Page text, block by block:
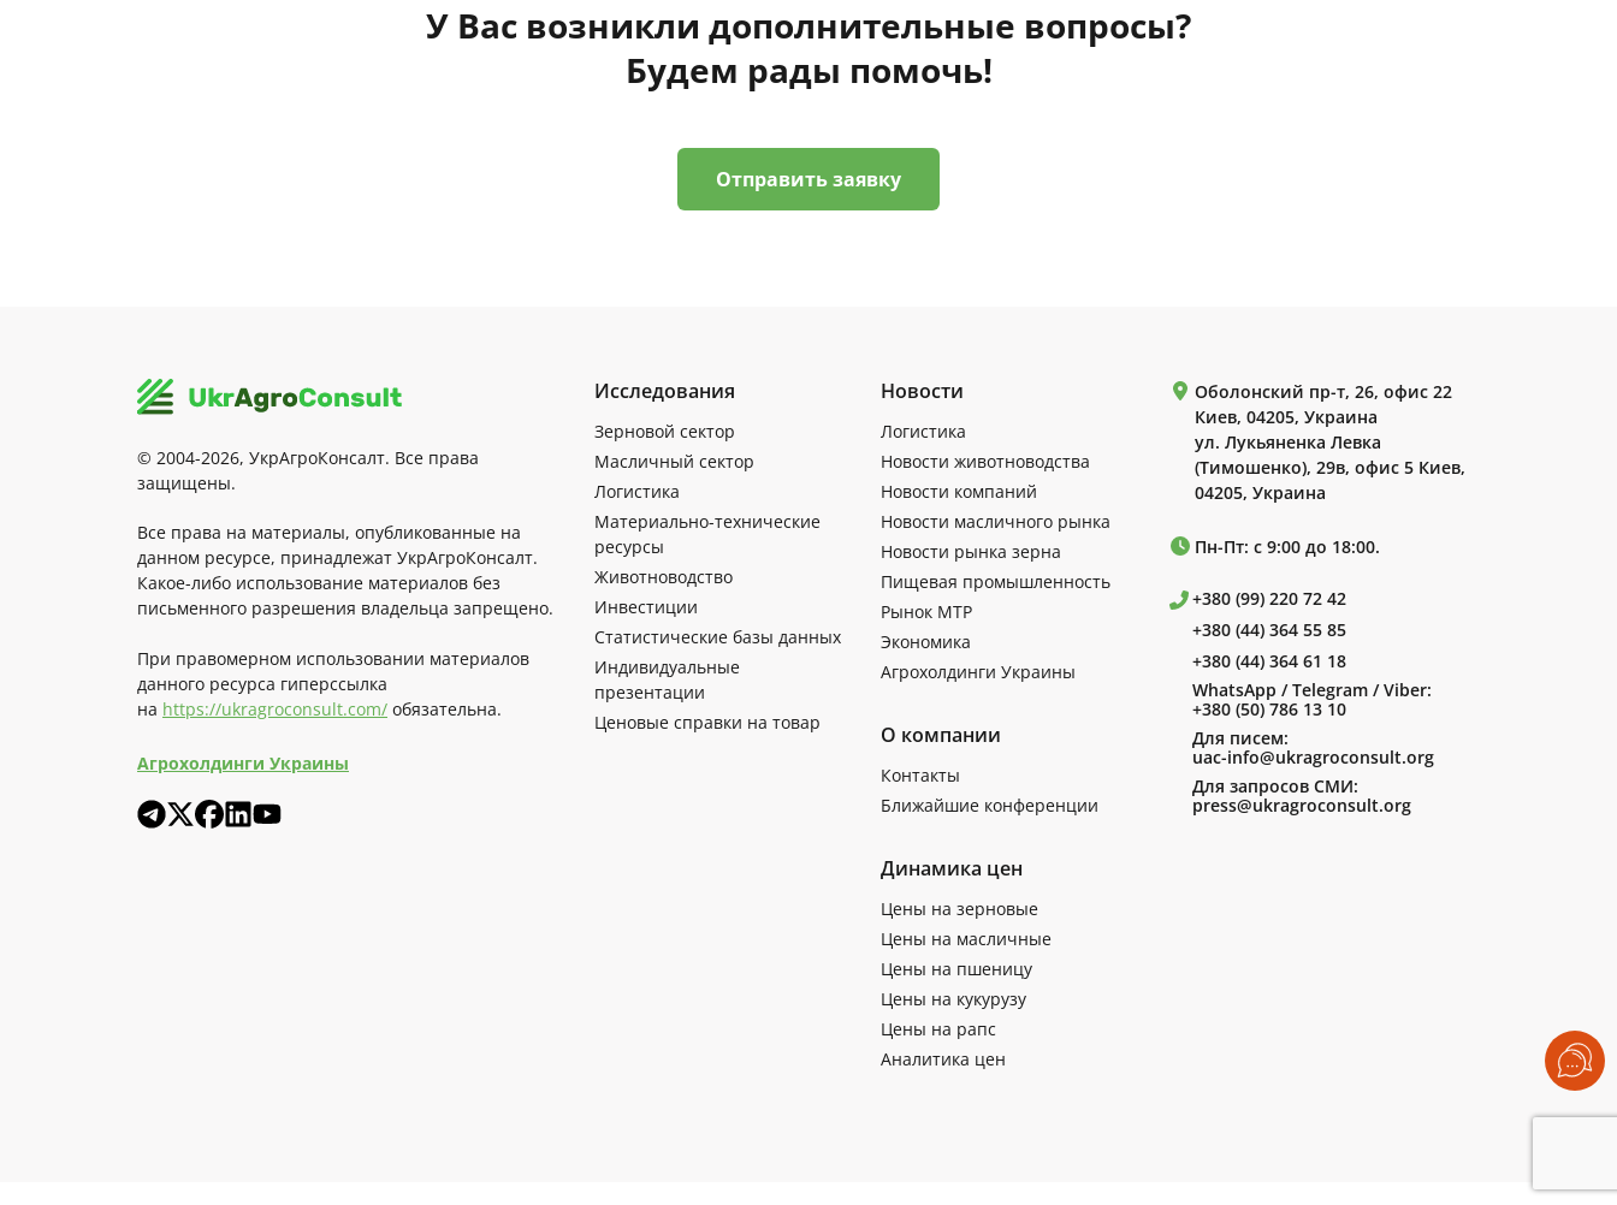
У Вас возникли дополнительные вопросы?
Будем рады помочь!
Отправить заявку
© 2004-2026, УкрАгроКонсалт. Все права
защищены.
Все права на материалы, опубликованные на
данном ресурсе, принадлежат УкрАгроКонсалт.
Какое-либо использование материалов без
письменного разрешения владельца запрещено.
При правомерном использовании материалов
данного ресурса гиперссылка
на https://ukragroconsult.com/ обязательна.
Агрохолдинги Украины
Исследования
Зерновой сектор
Масличный сектор
Логистика
Материально-технические
ресурсы
Животноводство
Инвестиции
Статистические базы данных
Индивидуальные
презентации
Ценовые справки на товар
Новости
Логистика
Новости животноводства
Новости компаний
Новости масличного рынка
Новости рынка зерна
Пищевая промышленность
Рынок МТР
Экономика
Агрохолдинги Украины
О компании
Контакты
Ближайшие конференции
Динамика цен
Цены на зерновые
Цены на масличные
Цены на пшеницу
Цены на кукурузу
Цены на рапс
Аналитика цен
Оболонский пр-т, 26, офис 22
Киев, 04205, Украина
ул. Лукьяненка Левка
(Тимошенко), 29в, офис 5 Киев,
04205, Украина
Пн-Пт: с 9:00 до 18:00.
+380 (99) 220 72 42
+380 (44) 364 55 85
+380 (44) 364 61 18
WhatsApp / Telegram / Viber:
+380 (50) 786 13 10
Для писем:
uac-info@ukragroconsult.org
Для запросов СМИ:
press@ukragroconsult.org